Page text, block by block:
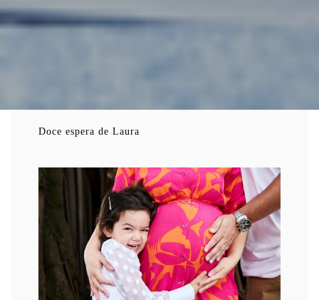
Doce espera de Laura